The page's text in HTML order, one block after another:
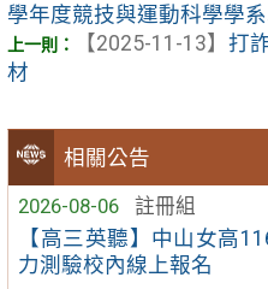
相關公告
2026-08-06
註冊組
【高三英聽】中山女高
力測驗校內線上報名
學年度競技與運動科學學
【2025-11-13】 打
材